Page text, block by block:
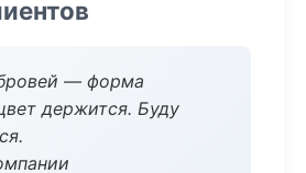
— форма
держится. Буду